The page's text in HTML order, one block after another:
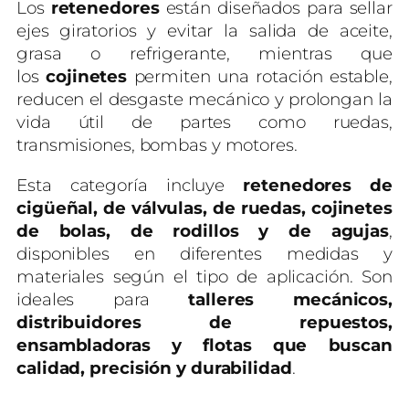
Los retenedoresestán diseñados para sellar
ejes giratorios y evitar la salida de aceite,
grasa o refrigerante, mientras que
loscojinetes permiten una rotación estable,
reducen el desgaste mecánico y prolongan la
vida útil de partes como ruedas,
transmisiones, bombas y motores.
Esta categoría incluye retenedores de
cigüeñal, de válvulas, de ruedas, cojinetes
de bolas, de rodillos y de agujas,
disponibles en diferentes medidas y
materiales según el tipo de aplicación. Son
ideales paratalleres mecánicos,
distribuidores de repuestos,
ensambladoras y flotas que buscan
calidad, precisión y durabilidad.